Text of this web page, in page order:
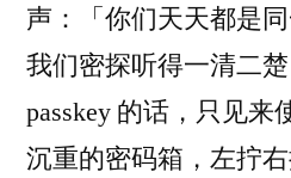
声：「你们天天都是
我们密探听得一清二
passkey 的话，只见来
沉重的密码箱，左拧